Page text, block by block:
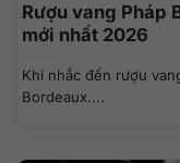
Rượu vang Pháp
mới nhất 2026
Khi nhắc đến rượu
Bordeaux....